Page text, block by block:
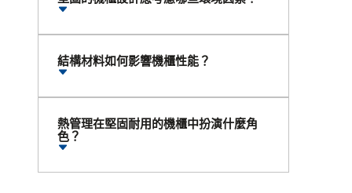
結構材料如何影響機櫃性能？
熱管理在堅固耐用的機櫃中扮演什麼角
色？